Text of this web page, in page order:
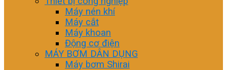
Máy nén khí
Máy cắt
Máy khoan
Động cơ điện
MÁY BƠM DÂN DỤNG
Máy bơm Shirai